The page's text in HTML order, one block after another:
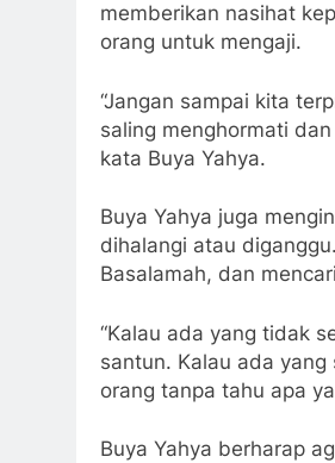
memberikan nasihat
orang untuk mengaji.
“Jangan sampai kita
saling menghormati
kata Buya Yahya.
Buya Yahya juga
dihalangi atau
Basalamah, dan
“Kalau ada yang tidak
santun. Kalau ada
orang tanpa tahu apa
Buya Yahya berharap